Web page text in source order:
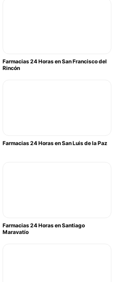
Farmacias 24 Horas en San Francisco del
Rincón
Farmacias 24 Horas en San Luis de la Paz
Farmacias 24 Horas en Santiago
Maravatío